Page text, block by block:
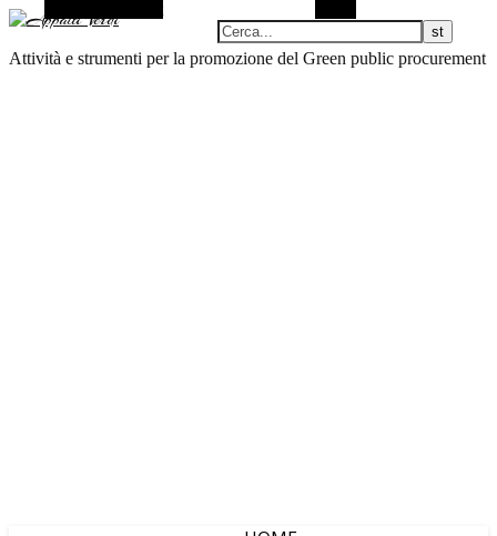
Attività e strumenti per la promozione del Green public procurement